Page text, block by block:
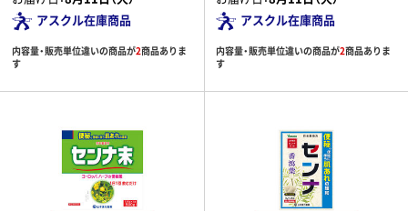
アスクル在庫商品
内容量・販売単位違いの商品が2商品ありま
す
アスクル在庫商品
内容量・販売単位違いの商品が2商品ありま
す